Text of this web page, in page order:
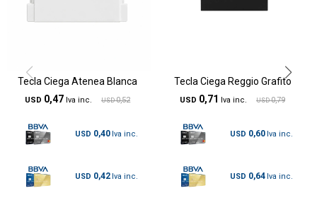
Tecla Ciega Atenea Blanca
USD 0,47 USD 0,52
USD 0,40
USD 0,42
Tecla Ciega Reggio Grafito
USD 0,71 USD 0,79
USD 0,60
USD 0,64